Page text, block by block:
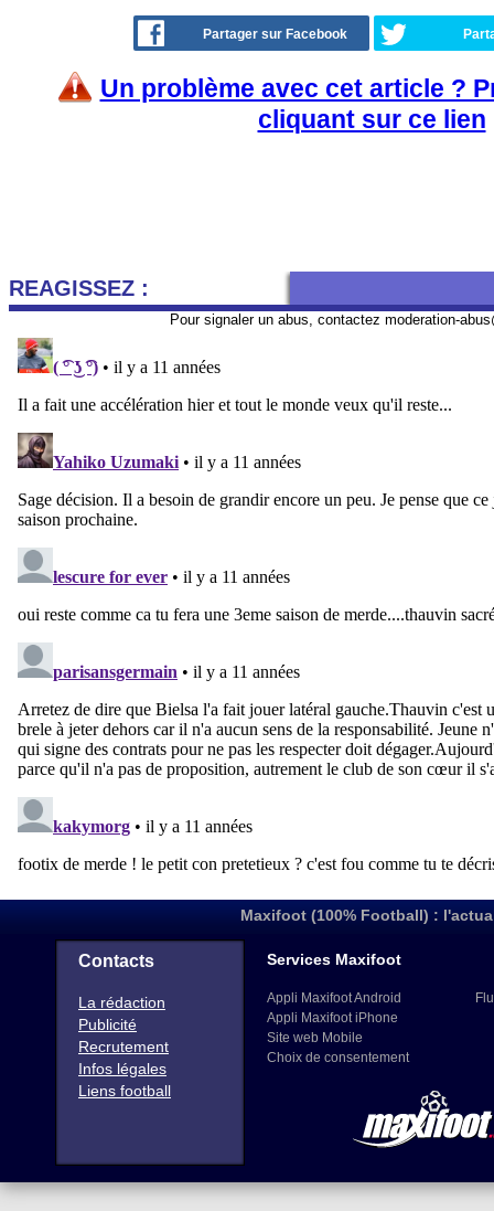
Partager sur Facebook
Un problème avec cet article ?
cliquant sur ce lien
REAGISSEZ :
Pour signaler un abus, contactez moderation-
Maxifoot (100% Football) :
Contacts
La rédaction
Publicité
Recrutement
Infos légales
Liens football
Services Maxifoot
Appli Maxifoot Android
Appli Maxifoot iPhone
Site web Mobile
Choix de consentement